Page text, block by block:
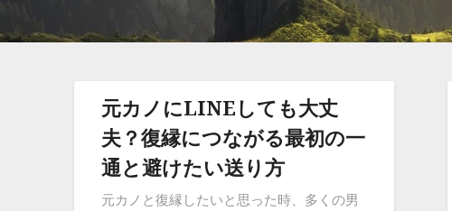
元カノにLINEしても大丈
夫？復縁につながる最初の一
通と避けたい送り方
元カノと復縁したいと思った時、多くの男